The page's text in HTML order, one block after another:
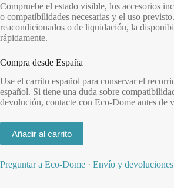
Compruebe el estado visible, los accesorios
o compatibilidades necesarias y el uso
reacondicionados o de liquidación, la
rápidamente.
Compra desde España
Use el carrito español para conservar el
español. Si tiene una duda sobre
devolución, contacte con Eco-Dome antes de
Añadir al carrito
Preguntar a Eco-Dome · Envío y devoluciones